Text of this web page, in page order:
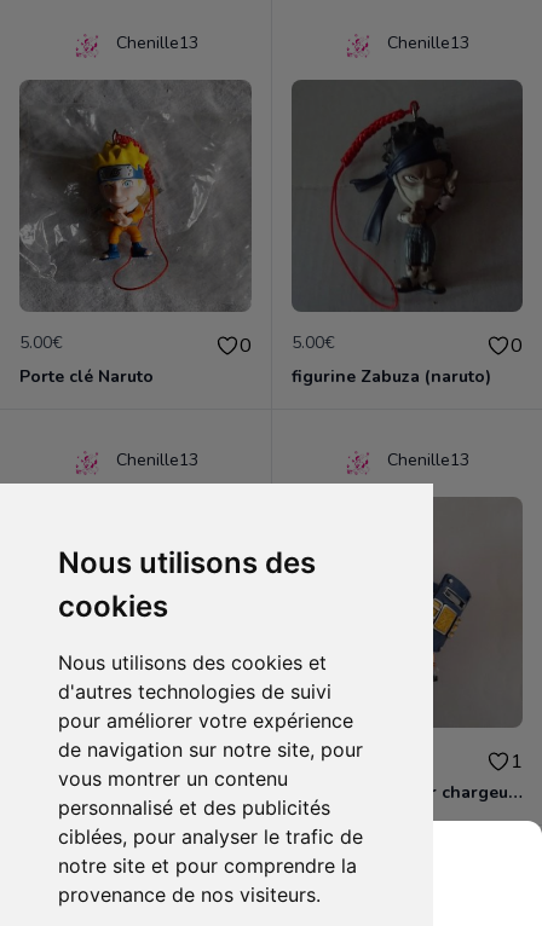
Nous utilisons des
cookies
Nous utilisons des cookies et
d'autres technologies de suivi
pour améliorer votre expérience
de navigation sur notre site, pour
vous montrer un contenu
personnalisé et des publicités
ciblées, pour analyser le trafic de
notre site et pour comprendre la
provenance de nos visiteurs.
Chenille13
5.00€ 0
Porte clé Naruto
Chenille13
5.00€ 0
figurine Zabuza (naruto)
Chenille13
1.50€ 0
Lot de 2 magnets BAKUGAN
Chenille13
10.00€ 1
Skylanders Super chargeur Higt volt